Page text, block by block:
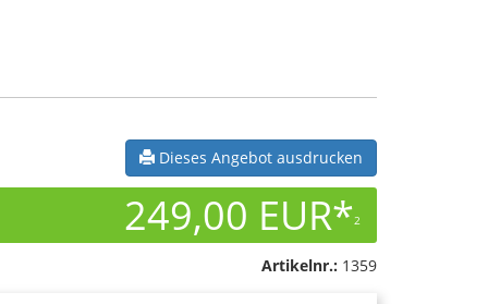
Dieses Angebot ausdrucken
249,00 EUR*2
Artikelnr.: 1359